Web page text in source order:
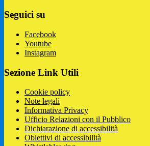
Seguici su
Facebook
Youtube
Instagram
Sezione Link Utili
Cookie policy
Note legali
Informativa Privacy
Ufficio Relazioni con il Pubblico
Dichiarazione di accessibilità
Obiettivi di accessibilità